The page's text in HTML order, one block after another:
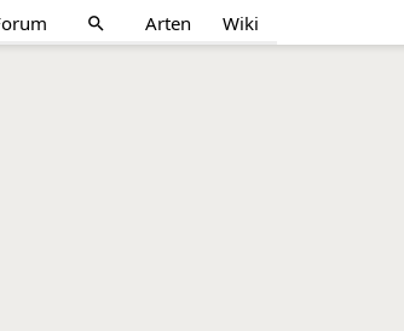
search Arten Wiki